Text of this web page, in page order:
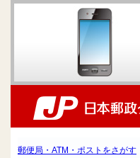
郵便局・ATM・ポストをさがす